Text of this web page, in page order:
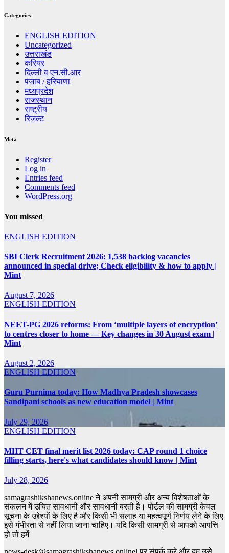
Categories
ENGLISH EDITION
Uncategorized
उत्तराखंड
करियर
दिल्ली व एन.सी.आर
पंजाब / हरियाणा
मध्यप्रदेश
राजस्थान
राष्ट्रीय
रिजल्ट
Meta
Register
Log in
Entries feed
Comments feed
WordPress.org
You missed
ENGLISH EDITION
SBI Clerk Recruitment 2026: 1,538 backlog vacancies
announced in special drive; Check eligibility & how to apply |
Mint
August 7, 2026
ENGLISH EDITION
NEET-PG 2026 reforms: From ‘multiple layers of encryption’
to centres closer to home — Key changes in 30 August exam |
Mint
August 2, 2026
ENGLISH EDITION
Guru Purnima today: How Madhya Pradesh showcases
Sandipani schools as new education model | Mint
July 29, 2026
ENGLISH EDITION
MHT CET final merit list 2026 today: CAP round 1 choice
filling starts, here's what candidates should know | Mint
July 28, 2026
samagrashikshanews.online ने अपनी सामग्री और अन्य विशेषताओं के
संकलन में उचित सावधानी और सावधानी बरती है। पोर्टल की सामग्री केवल
सूचना के उद्देश्यों के लिए है और किसी भी सलाह या महत्वपूर्ण निर्णय लेने के लिए
इसे गंभीरता से नहीं लिया जाना चाहिए। यदि किसी सामग्री से आपको आपत्ति
हो तो हमें